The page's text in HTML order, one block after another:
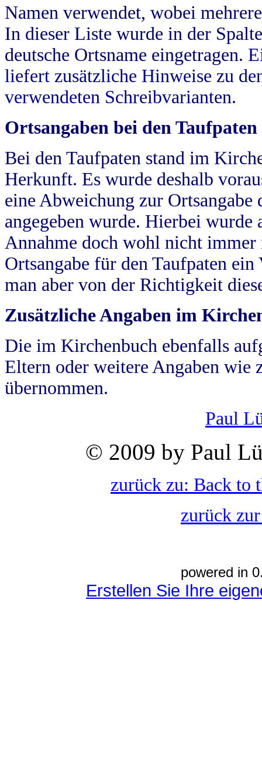
Namen verwendet, wobei
In dieser Liste wurde in der
deutsche Ortsname eingetragen.
liefert zusätzliche Hinweise zu
verwendeten Schreibvarianten.
Ortsangaben bei den Taufpaten
Bei den Taufpaten stand im
Herkunft. Es wurde deshalb
eine Abweichung zur
angegeben wurde. Hierbei wurde
Annahme doch wohl nicht
Ortsangabe für den Taufpaten
man aber von der Richtigkeit
Zusätzliche Angaben im
Die im Kirchenbuch ebenfalls
Eltern oder weitere Angaben wie
übernommen.
Paul
© 2009 by Paul
zurück zu: Back to
zurück
powered in
Erstellen Sie Ihre